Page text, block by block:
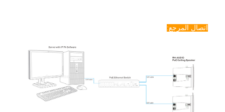
اتصال المرجع: